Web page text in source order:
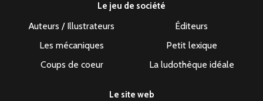
Le jeu de société
Auteurs / Illustrateurs
Éditeurs
Les mécaniques
Petit lexique
Coups de coeur
La ludothèque idéale
Le site web